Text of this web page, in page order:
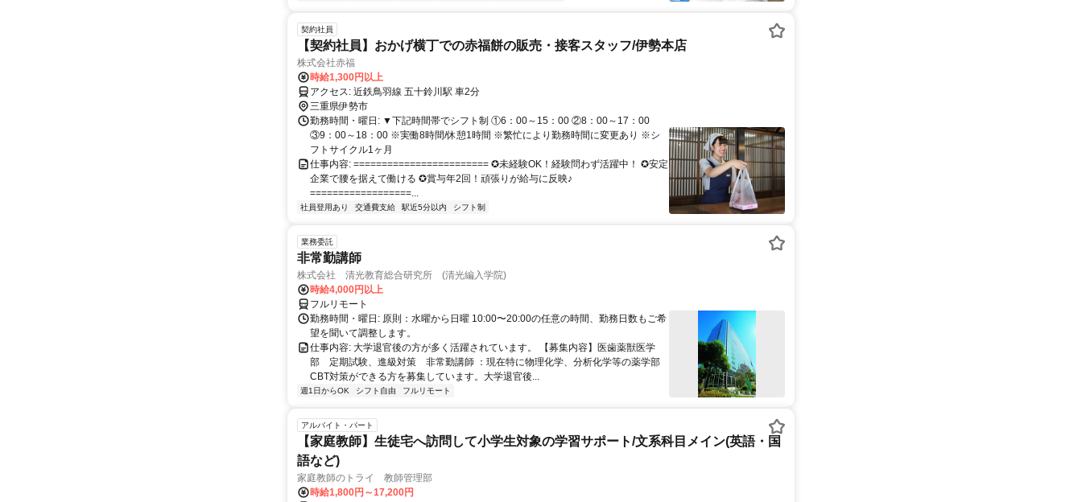
契約社員
【契約社員】おかげ横丁での赤福餅の販売・接客スタッフ/伊勢本店
株式会社赤福
時給1,300円以上
アクセス: 近鉄鳥羽線 五十鈴川駅 車2分
三重県伊勢市
勤務時間・曜日: ▼下記時間帯でシフト制 ①6：00～15：00 ②8：00～17：00
③9：00～18：00 ※実働8時間/休憩1時間 ※繁忙により勤務時間に変更あり ※シ
フトサイクル1ヶ月
仕事内容: ======================== ✪未経験OK！経験問わず活躍中！ ✪安定
企業で腰を据えて働ける ✪賞与年2回！頑張りが給与に反映♪
==================...
社員登用あり 交通費支給 駅近5分以内 シフト制
業務委託
非常勤講師
株式会社 清光教育総合研究所 (清光編入学院)
時給4,000円以上
フルリモート
勤務時間・曜日: 原則：水曜から日曜 10:00〜20:00の任意の時間、勤務日数もご希
望を聞いて調整します。
仕事内容: 大学退官後の方が多く活躍されています。 【募集内容】医歯薬獣医学
部 定期試験、進級対策 非常勤講師 ：現在特に物理化学、分析化学等の薬学部
CBT対策ができる方を募集しています。大学退官後...
週1日からOK シフト自由 フルリモート
アルバイト・パート
【家庭教師】生徒宅へ訪問して小学生対象の学習サポート/文系科目メイン(英語・国
語など)
家庭教師のトライ 教師管理部
時給1,800円～17,200円